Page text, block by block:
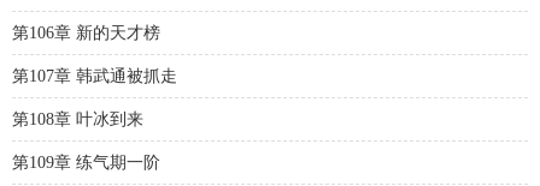
第106章 新的天才榜
第107章 韩武通被抓走
第108章 叶冰到来
第109章 练气期一阶